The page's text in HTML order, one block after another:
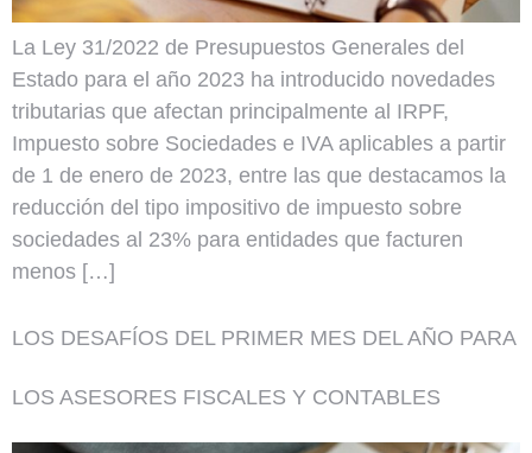
La Ley 31/2022 de Presupuestos Generales del
Estado para el año 2023 ha introducido novedades
tributarias que afectan principalmente al IRPF,
Impuesto sobre Sociedades e IVA aplicables a partir
de 1 de enero de 2023, entre las que destacamos la
reducción del tipo impositivo de impuesto sobre
sociedades al 23% para entidades que facturen
menos […]
LOS DESAFÍOS DEL PRIMER MES DEL AÑO PARA
LOS ASESORES FISCALES Y CONTABLES